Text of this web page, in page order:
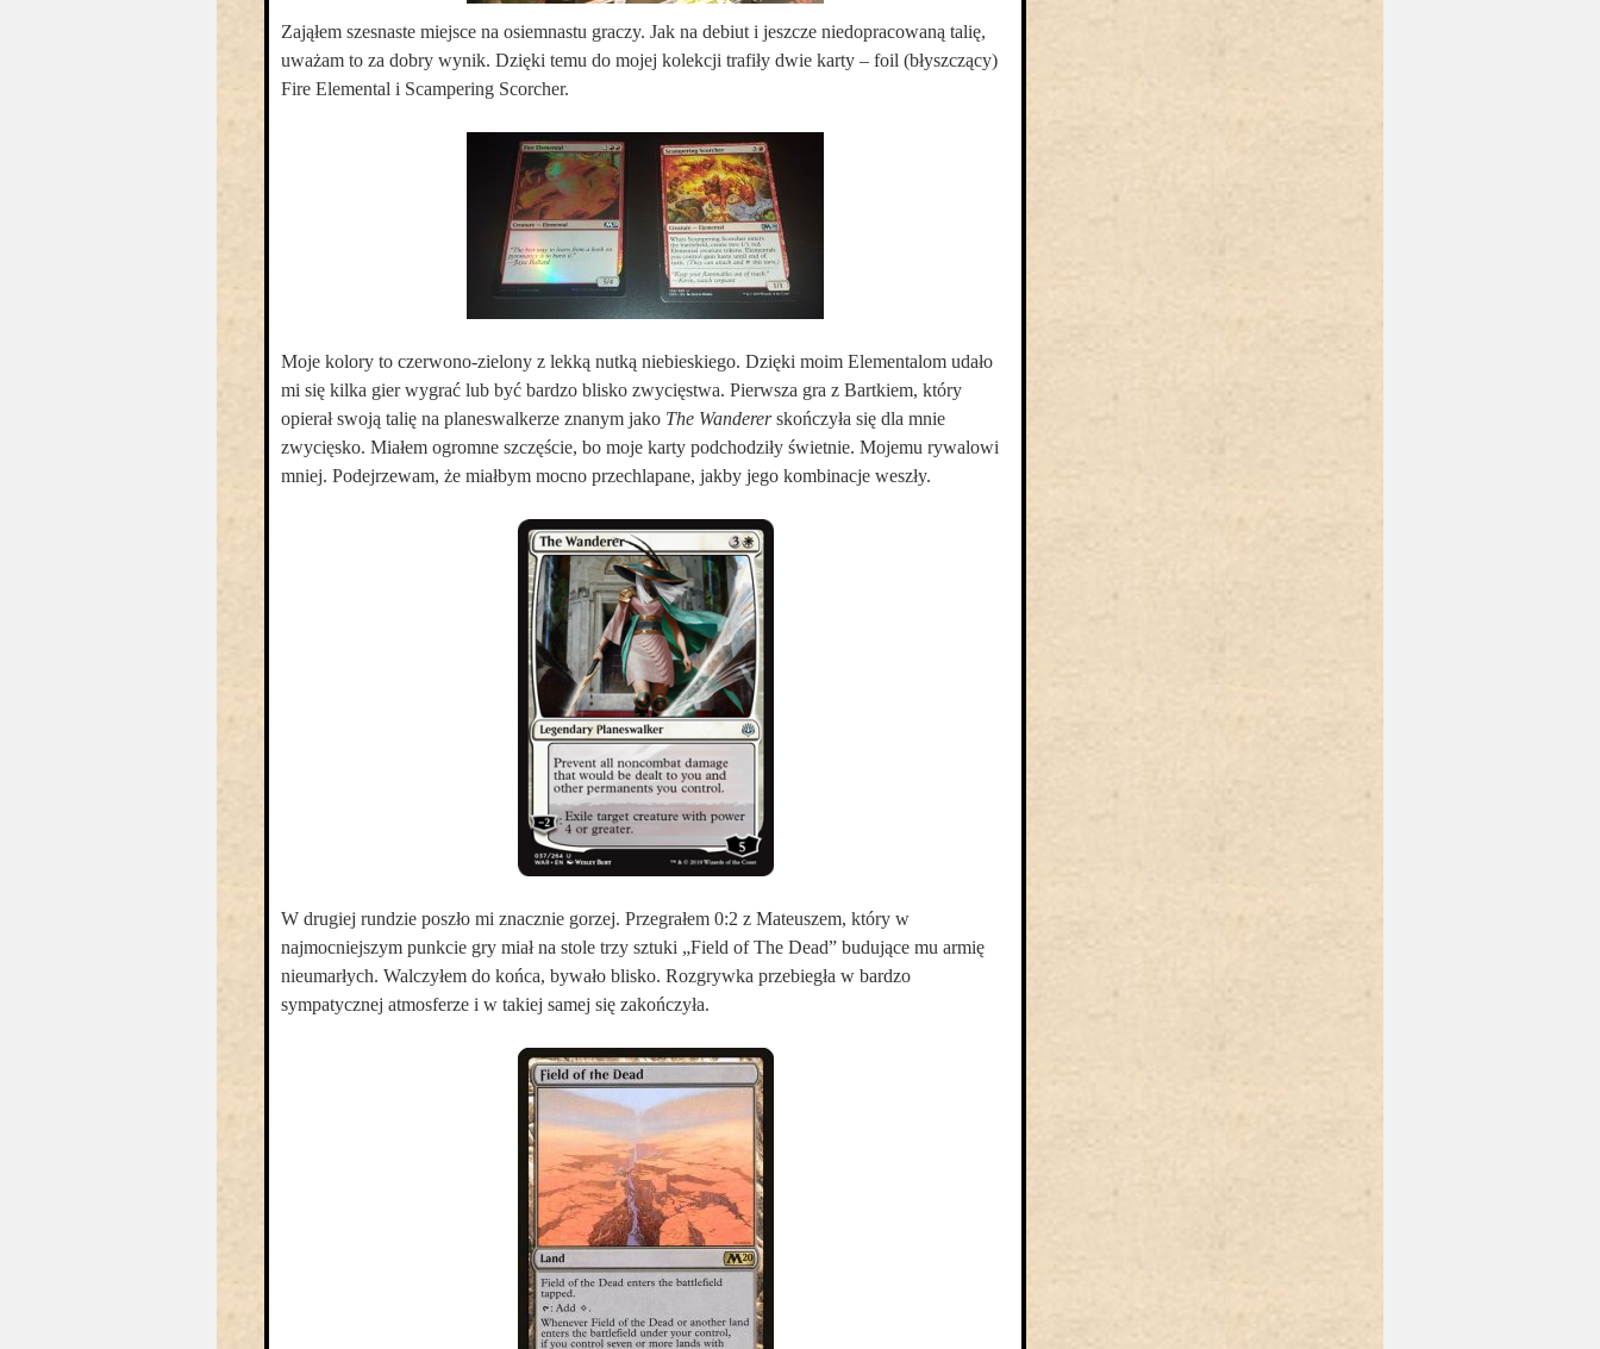
Zająłem szesnaste miejsce na osiemnastu graczy. Jak na debiut i jeszcze niedopracowaną talię,
uważam to za dobry wynik. Dzięki temu do mojej kolekcji trafiły dwie karty – foil (błyszczący)
Fire Elemental i Scampering Scorcher.
Moje kolory to czerwono-zielony z lekką nutką niebieskiego. Dzięki moim Elementalom udało
mi się kilka gier wygrać lub być bardzo blisko zwycięstwa. Pierwsza gra z Bartkiem, który
opierał swoją talię na planeswalkerze znanym jako The Wandererskończyła się dla mnie
zwycięsko. Miałem ogromne szczęście, bo moje karty podchodziły świetnie. Mojemu rywalowi
mniej. Podejrzewam, że miałbym mocno przechlapane, jakby jego kombinacje weszły.
W drugiej rundzie poszło mi znacznie gorzej. Przegrałem 0:2 z Mateuszem, który w
najmocniejszym punkcie gry miał na stole trzy sztuki „Field of The Dead” budujące mu armię
nieumarłych. Walczyłem do końca, bywało blisko. Rozgrywka przebiegła w bardzo
sympatycznej atmosferze i w takiej samej się zakończyła.